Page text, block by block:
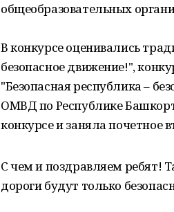
общеобразовательных
В конкурсе оценивались
безопасное движение!",
"Безопасная республика –
ОМВД по Республике
конкурсе и заняла почетное
С чем и поздравляем ребят!
дороги будут только